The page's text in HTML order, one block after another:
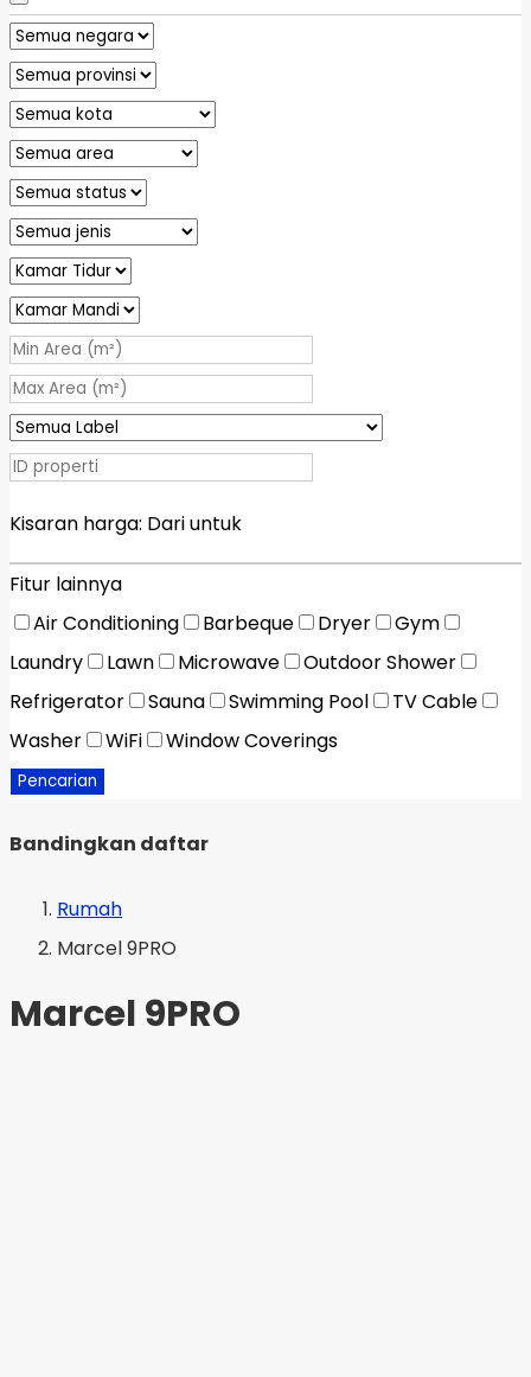
Kisaran harga: Dariuntuk
Fitur lainnya
Air Conditioning
Barbeque Dryer
Gym
Laundry
Lawn Microwave
Outdoor Shower
Refrigerator
Sauna Swimming Pool
TV Cable
Washer
WiFi Window Coverings
Pencarian
Bandingkan daftar
Rumah
Marcel 9PRO
Marcel 9PRO